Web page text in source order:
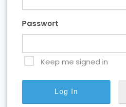
Passwort
Keep me signed in